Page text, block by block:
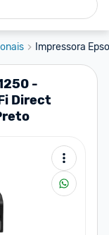
Impressora
-
Direct